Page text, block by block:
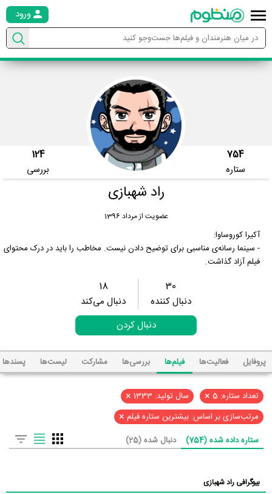
ورود
754
ستاره
124
بررسی
راد شهبازی
عضویت از مرداد 1396
آکیرا کوروساوا:
- سینما رسانه‌ی مناسبی برای توضیح دادن نیست. مخاطب را باید در درک محتوای
فیلم آزاد گذاشت.
30
دنبال کننده
18
دنبال می‌کند
دنبال کردن
پروفایل فعالیت‌ها فیلم‌ها بررسی‌ها مشارکت لیست‌ها پسند‌ها
تعداد ستاره: 5 × سال تولید: 1333 ×
مرتب‌سازی بر اساس: بیشترین ستاره فیلم ×
ستاره داده شده (754) دنبال شده (25)
بیوگرافی راد شهبازی